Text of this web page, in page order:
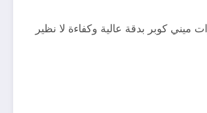
كوبر بدقة عالية وكفاءة لا نظير